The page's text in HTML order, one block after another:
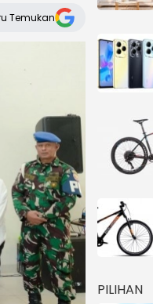
Temukan
PILIHAN